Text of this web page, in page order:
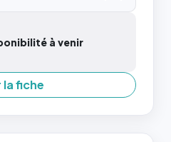
à venir
la fiche